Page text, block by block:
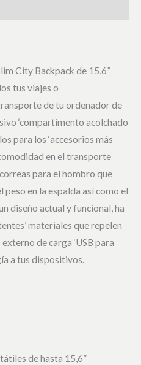
City Backpack de 15,6”
tus viajes o
de tu ordenador de
‘compartimento acolchado
para los ‘accesorios más
en el transporte
para el hombro que
en la espalda así como el
diseño actual y funcional, ha
materiales que repelen
de carga ‘USB para
a tus dispositivos.
de hasta 15,6”